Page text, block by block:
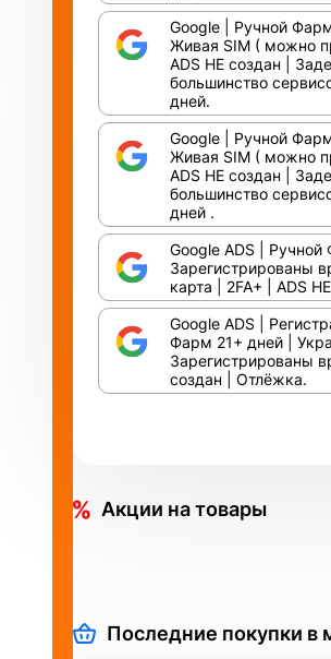
Google | Ручной
Живая SIM ( можно
ADS НЕ создан |
большинство
дней.
Google | Ручной
Живая SIM ( можно
ADS НЕ создан |
большинство
дней .
Google ADS | Ручной
Зарегистрированы
карта | 2FA+ | ADS
Google ADS |
Фарм 21+ дней |
Зарегистрированы
создан | Отлёжка.
Акции на товары
Последние покупки в
Всего позиций в корзине
Всего товара в корзине
Сумма к оплате (без скидок)